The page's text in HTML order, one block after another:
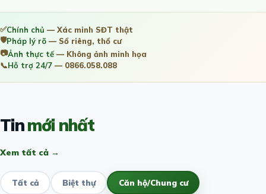
✅Chính chủ — Xác minh SĐT thật
🛡️Pháp lý rõ — Sổ riêng, thổ cư
📷Ảnh thực tế— Không ảnh minh họa
📞Hỗ trợ 24/7 — 0866.058.088
Tinmới nhất
Xem tất cả →
Tất cả Biệt thự Căn hộ/Chung cư